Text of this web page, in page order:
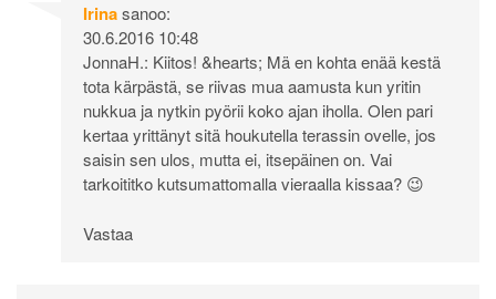
Irinasanoo:
30.6.2016 10:48
JonnaH.: Kiitos! &hearts; Mä en kohta enää kestä
tota kärpästä, se riivas mua aamusta kun yritin
nukkua ja nytkin pyörii koko ajan iholla. Olen pari
kertaa yrittänyt sitä houkutella terassin ovelle, jos
saisin sen ulos, mutta ei, itsepäinen on. Vai
tarkoititko kutsumattomalla vieraalla kissaa? 😉
Vastaa